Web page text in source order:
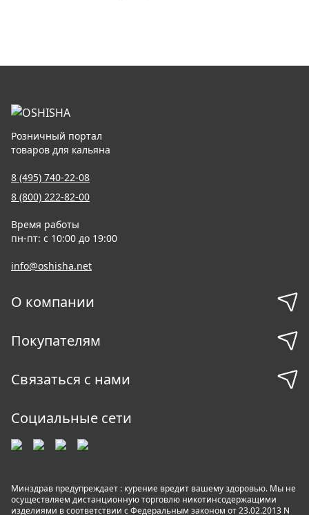
Розничный портал
товаров для кальяна
8 (495) 740-22-08
8 (800) 222-82-00
Время работы
пн-пт: с 10:00 до 19:00
info@oshisha.net
О компании
Покупателям
Связаться с нами
Социальные сети
Минздрав предупреждает : курение вредит вашему здоровью. Мы не
осуществляем дистанционную торговлю никотинсодержащими
изделиями в соответствии с Федеральным законом от 23.02.2013 N